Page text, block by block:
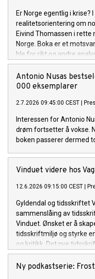
Er Norge egentlig i krise?
realitetsorientering om
Eivind Thomassen i
Norge. Boka er et
ble for rikt og andre
økonomiske debatten de
august
Antonio Nusas
000 eksemplarer
2.7.2026 09:45:00 CEST
Interessen for Antonio
drøm fortsetter å vokse.
boken passerer dermed
Vinduet videre hos
12.6.2026 09:15:00 CEST
Gyldendal og tidsskriftet
sammenslåing av
Vinduet. Ønsket er å
tidsskriftmiljø og styrke
og kritikk. Det nye
navnet Vagant. Arven
stoffutvalg og gjennom
Ny podkastserie: